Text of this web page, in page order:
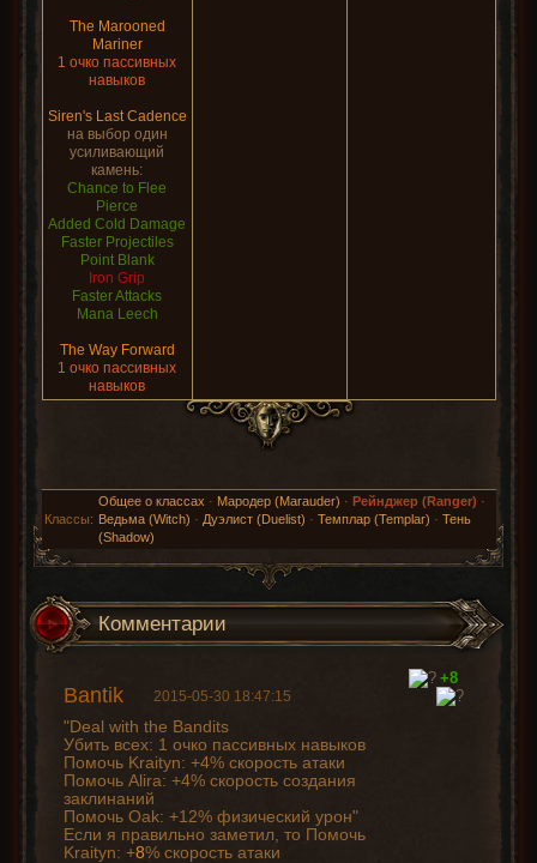
The Marooned
Mariner
1 очко пассивных
навыков
Siren's Last Cadence
на выбор один
усиливающий
камень:
Chance to Flee
Pierce
Added Cold Damage
Faster Projectiles
Point Blank
Iron Grip
Faster Attacks
Mana Leech
The Way Forward
1 очко пассивных
навыков
Классы:
Общее о классах · Мародер (Marauder) · Рейнджер (Ranger) ·
Ведьма (Witch) · Дуэлист (Duelist) · Темплар (Templar) · Тень
(Shadow)
Комментарии
Bantik 2015-05-30 18:47:15
"Deal with the Bandits
Убить всех: 1 очко пассивных навыков
Помочь Kraityn: +4% скорость атаки
Помочь Alira: +4% скорость создания
заклинаний
Помочь Oak: +12% физический урон"
Если я правильно заметил, то Помочь
Kraityn: +8% скорость атаки
+8